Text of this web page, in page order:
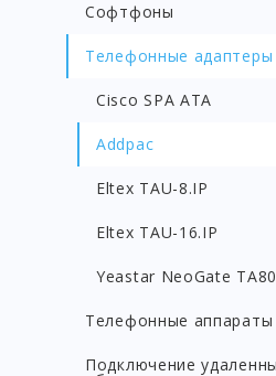
Софтфоны
Телефонные
Cisco SPA ATA
Addpac
Eltex TAU-8.IP
Eltex TAU-16.IP
Yeastar NeoGate
Телефонные аппараты
Подключение